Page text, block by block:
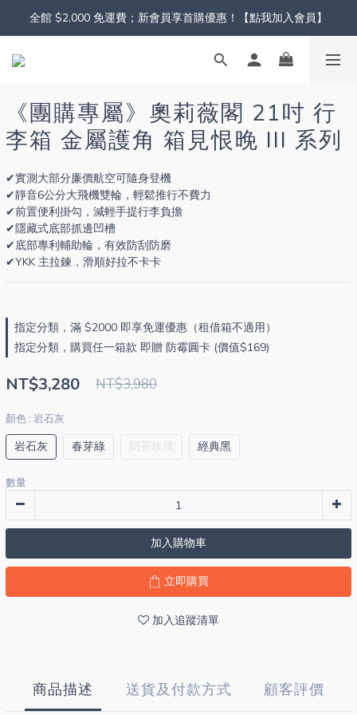
全館 $2,000 免運費；新會員享首購優惠！【點我加入會員】
《團購專屬》奧莉薇閣 21吋 行
李箱 金屬護角 箱見恨晚 III 系列
✔實測大部分廉價航空可隨身登機
✔靜音6公分大飛機雙輪，輕鬆推行不費力
✔前置便利掛勾，減輕手提行李負擔
✔隱藏式底部抓邊凹槽
✔底部專利輔助輪，有效防刮防磨
✔YKK 主拉鍊，滑順好拉不卡卡
指定分類，滿 $2000 即享免運優惠（租借箱不適用）
指定分類，購買任一箱款 即贈 防霉圓卡 (價值$169)
NT$3,280 NT$3,980
顏色 : 岩石灰
岩石灰 春芽綠 經典黑
數量
加入購物車
立即購買
加入追蹤清單
商品描述 送貨及付款方式 顧客評價